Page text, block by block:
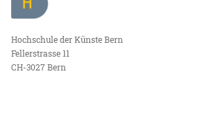
Hochschule der Künste Bern
Fellerstrasse 11
CH-3027 Bern